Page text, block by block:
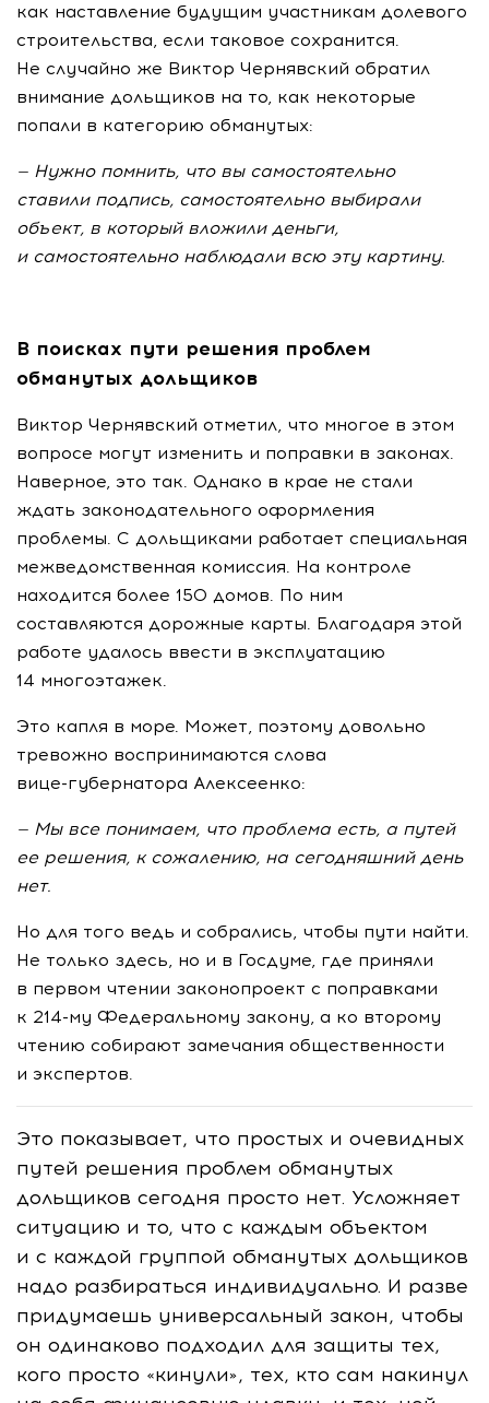
как наставление будущим участникам долевого
строительства, если таковое сохранится.
Не случайно же Виктор Чернявский обратил
внимание дольщиков на то, как некоторые
попали в категорию обманутых:
— Нужно помнить, что вы самостоятельно
ставили подпись, самостоятельно выбирали
объект, в который вложили деньги,
и самостоятельно наблюдали всю эту картину.
В поисках пути решения проблем
обманутых дольщиков
Виктор Чернявский отметил, что многое в этом
вопросе могут изменить и поправки в законах.
Наверное, это так. Однако в крае не стали
ждать законодательного оформления
проблемы. С дольщиками работает специальная
межведомственная комиссия. На контроле
находится более 150 домов. По ним
составляются дорожные карты. Благодаря этой
работе удалось ввести в эксплуатацию
14 многоэтажек.
Это капля в море. Может, поэтому довольно
тревожно воспринимаются слова
вице-губернатора Алексеенко:
— Мы все понимаем, что проблема есть, а путей
ее решения, к сожалению, на сегодняшний день
нет.
Но для того ведь и собрались, чтобы пути найти.
Не только здесь, но и в Госдуме, где приняли
в первом чтении законопроект с поправками
к 214-му Федеральному закону, а ко второму
чтению собирают замечания общественности
и экспертов.
Это показывает, что простых и очевидных
путей решения проблем обманутых
дольщиков сегодня просто нет. Усложняет
ситуацию и то, что с каждым объектом
и с каждой группой обманутых дольщиков
надо разбираться индивидуально. И разве
придумаешь универсальный закон, чтобы
он одинаково подходил для защиты тех,
кого просто «кинули», тех, кто сам накинул